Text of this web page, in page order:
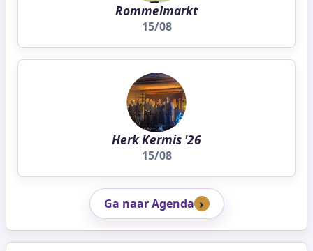
Rommelmarkt
15/08
Herk Kermis '26
15/08
Ga naar Agenda